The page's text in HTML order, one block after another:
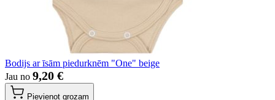
Bodijs ar īsām piedurknēm "One" beige
Jau no 9,20 €
Pievienot grozam